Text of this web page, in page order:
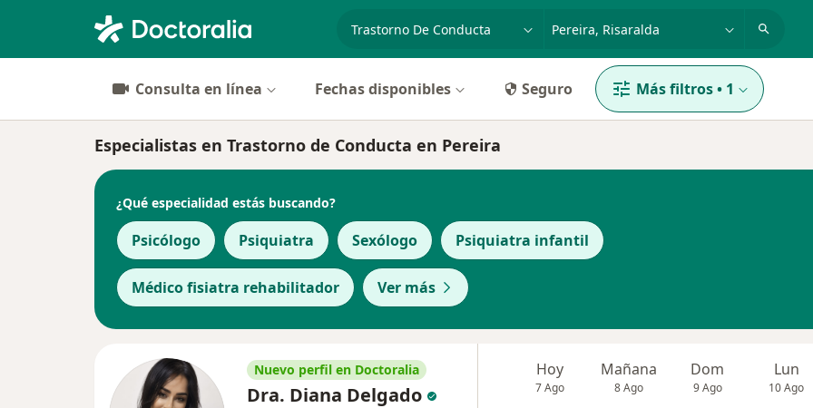
Consulta en línea Fechas disponibles Seguro Más filtros• 1
Especialistas en Trastorno de Conducta en Pereira
¿Qué especialidad estás buscando?
Psicólogo Psiquiatra Sexólogo Psiquiatra infantil
Médico fisiatra rehabilitador Ver más
Nuevo perfil en Doctoralia
Dra. Diana Delgado
Hoy
7 Ago
Mañana
8 Ago
Dom
9 Ago
Lun
10 Ago